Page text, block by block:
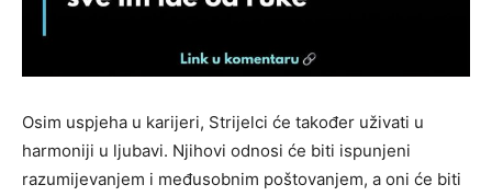
Osim uspjeha u karijeri, Strijelci će također uživati u
harmoniji u ljubavi. Njihovi odnosi će biti ispunjeni
razumijevanjem i međusobnim poštovanjem, a oni će biti